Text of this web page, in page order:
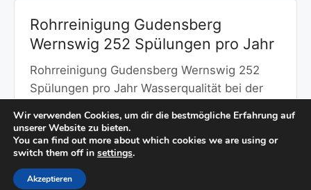
Rohrreinigung Gudensberg
Wernswig 252 Spülungen pro Jahr
Rohrreinigung Gudensberg Wernswig 252
Spülungen pro Jahr Wasserqualität bei der
Wasserqualität und…
Mehr erfahren →
Wir verwenden Cookies, um dir die bestmögliche Erfahrung auf
unserer Website zu bieten.
You can find out more about which cookies we are using or
switch them off in settings.
Akzeptieren